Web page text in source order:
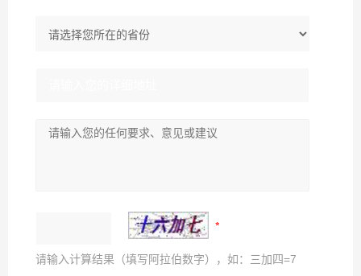
请输入计算结果（填写阿拉伯数字），如：三加四=7